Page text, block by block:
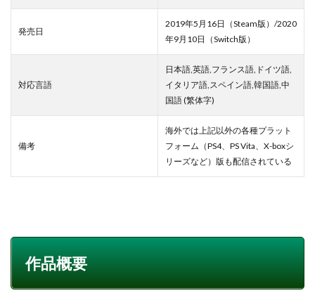
発売日
2019年5月16日（Steam版）/2020
年9月10日（Switch版）
対応言語
日本語,英語,フランス語,ドイツ語,
イタリア語,スペイン語,韓国語,中
国語 (繁体字)
備考
海外では上記以外の各種プラット
フォーム（PS4、PS Vita、X-boxシ
リーズなど）版も配信されている
作品概要